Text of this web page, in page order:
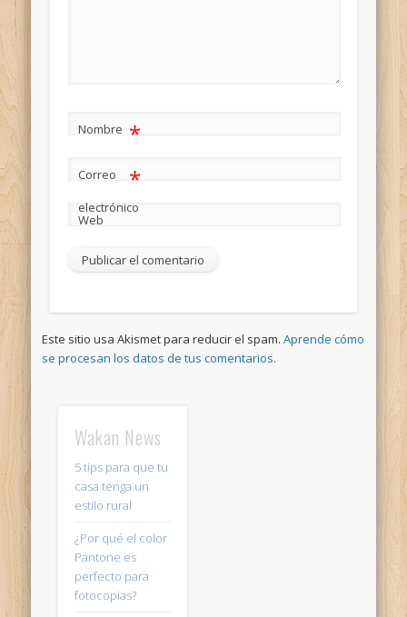
Nombre *
Correo
electrónico
*
Web
Este sitio usa Akismet para reducir el spam.Aprende cómo
se procesan los datos de tus comentarios.
Wakan News
5 tips para que tu
casa tenga un
estilo rural
¿Por qué el color
Pantone es
perfecto para
fotocopias?